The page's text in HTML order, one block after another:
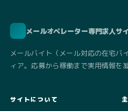
メールオペレーター専門求人サ
メールバイト（メール対応の在宅バ
ィア。応募から稼働まで実用情報を凝
サイトについて